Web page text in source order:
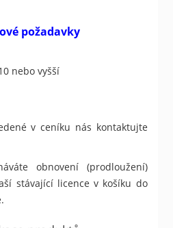
požadavky
nebo vyšší
v ceníku nás kontaktujte
obnovení (prodloužení)
stávající licence v košíku do